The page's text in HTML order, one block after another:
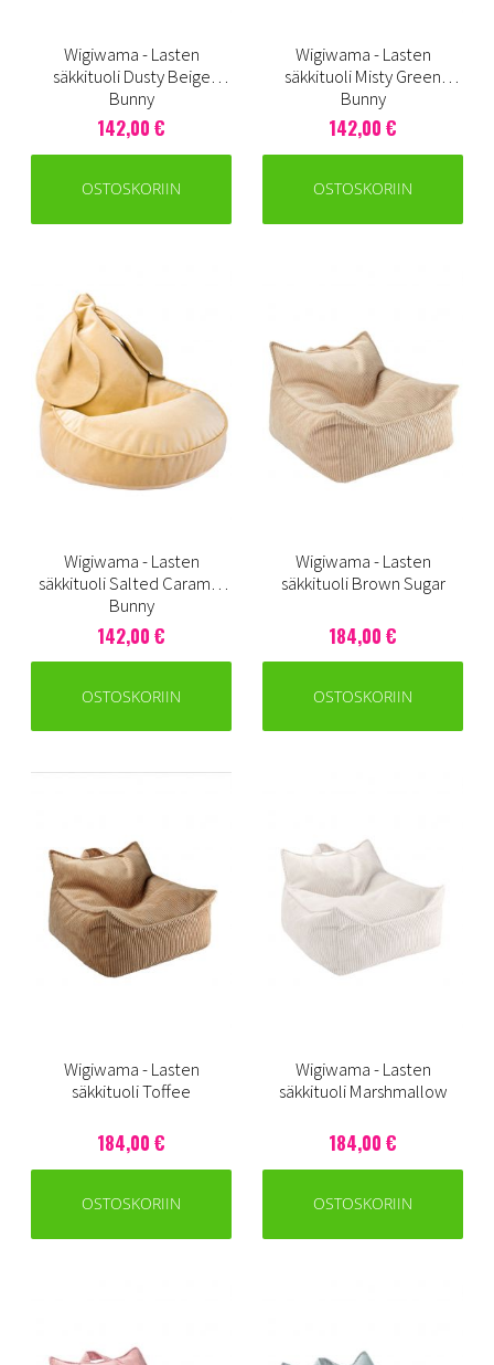
Wigiwama - Lasten
säkkituoli Dusty Beige
Bunny
142,00 €
OSTOSKORIIN
Wigiwama - Lasten
säkkituoli Misty Green
Bunny
142,00 €
OSTOSKORIIN
Wigiwama - Lasten
säkkituoli Salted Caramel
Bunny
142,00 €
OSTOSKORIIN
Wigiwama - Lasten
säkkituoli Brown Sugar
184,00 €
OSTOSKORIIN
Wigiwama - Lasten
säkkituoli Toffee
184,00 €
OSTOSKORIIN
Wigiwama - Lasten
säkkituoli Marshmallow
184,00 €
OSTOSKORIIN